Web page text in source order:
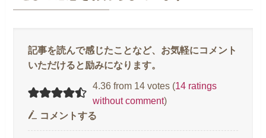
4.36 from 14 votes (14 ratings
without comment)
コメントする